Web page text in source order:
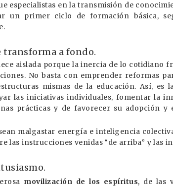
especialistas en la transmisión de
un primer ciclo de formación básica,
transforma a fondo.
aislada porque la inercia de lo cotidiano
No basta con emprender reformas
mismas de la educación. Así, es
las iniciativas individuales, fomentar la
prácticas y de favorecer su adopción y
malgastar energía e inteligencia
las instrucciones venidas“ de arriba” y las
movilización de los espíritus, de las